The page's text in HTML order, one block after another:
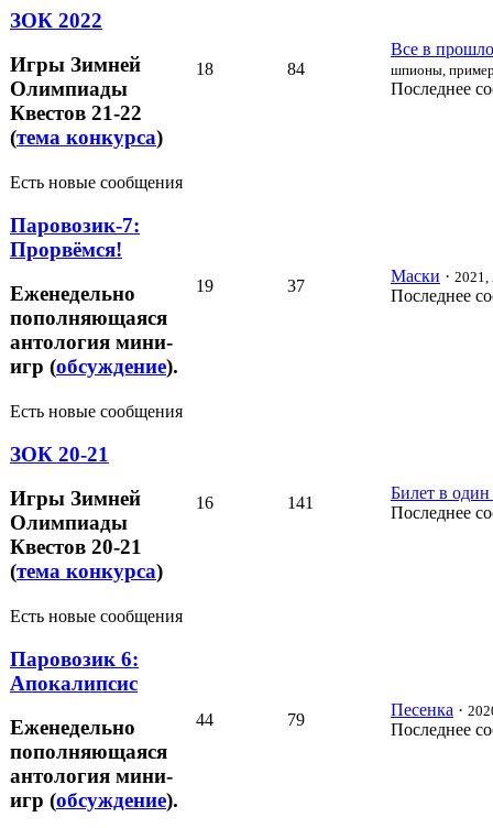
ЗОК 2022
Игры Зимней
Олимпиады
Квестов 21-22
(тема конкурса)
18 84
Все в
шпионы,
Последнее
Есть новые сообщения
Паровозик-7:
Прорвёмся!
Еженедельно
пополняющаяся
антология мини-
игр (обсуждение).
19 37
Маски · 2021,
Последнее
Есть новые сообщения
ЗОК 20-21
Игры Зимней
Олимпиады
Квестов 20-21
(тема конкурса)
16 141
Билет в один
Последнее
Есть новые сообщения
Паровозик 6:
Апокалипсис
Еженедельно
пополняющаяся
антология мини-
игр (обсуждение).
44 79
Песенка ·
Последнее